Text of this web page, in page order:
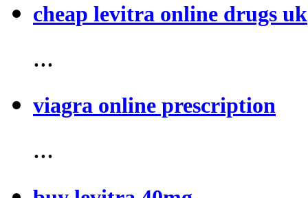
cheap levitra online drugs uk
...
viagra online prescription
...